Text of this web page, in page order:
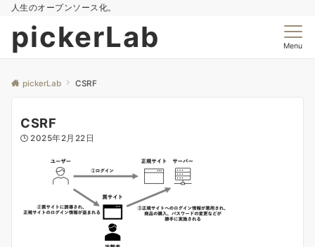
人生のオープンソース化。
pickerLab Menu
pickerLab CSRF
CSRF
2025年2月22日